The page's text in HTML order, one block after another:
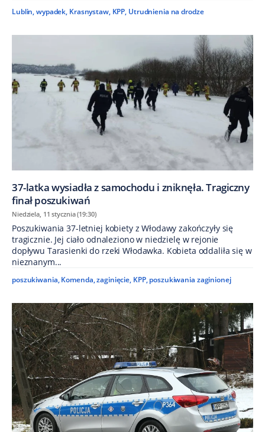
Lublin,wypadek, Krasnystaw, KPP, Utrudnienia na drodze
37-latka wysiadła z samochodu i zniknęła. Tragiczny
finał poszukiwań
Niedziela, 11 stycznia (19:30)
Poszukiwania 37-letniej kobiety z Włodawy zakończyły się
tragicznie. Jej ciało odnaleziono w niedzielę w rejonie
dopływu Tarasienki do rzeki Włodawka. Kobieta oddaliła się w
nieznanym...
poszukiwania, Komenda,zaginięcie, KPP, poszukiwania zaginionej